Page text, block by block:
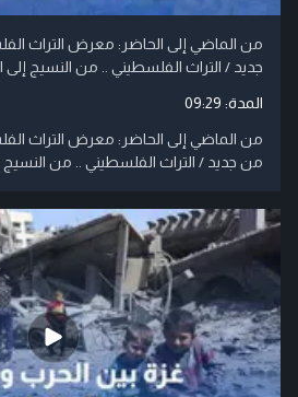
من الماضي إلى الحاضر: معرض التراث
جديد / التراث الفلسطيني .. من النسيج إلى
المدة: 09:29
من الماضي إلى الحاضر: معرض التراث
من جديد / التراث الفلسطيني .. من النسيج